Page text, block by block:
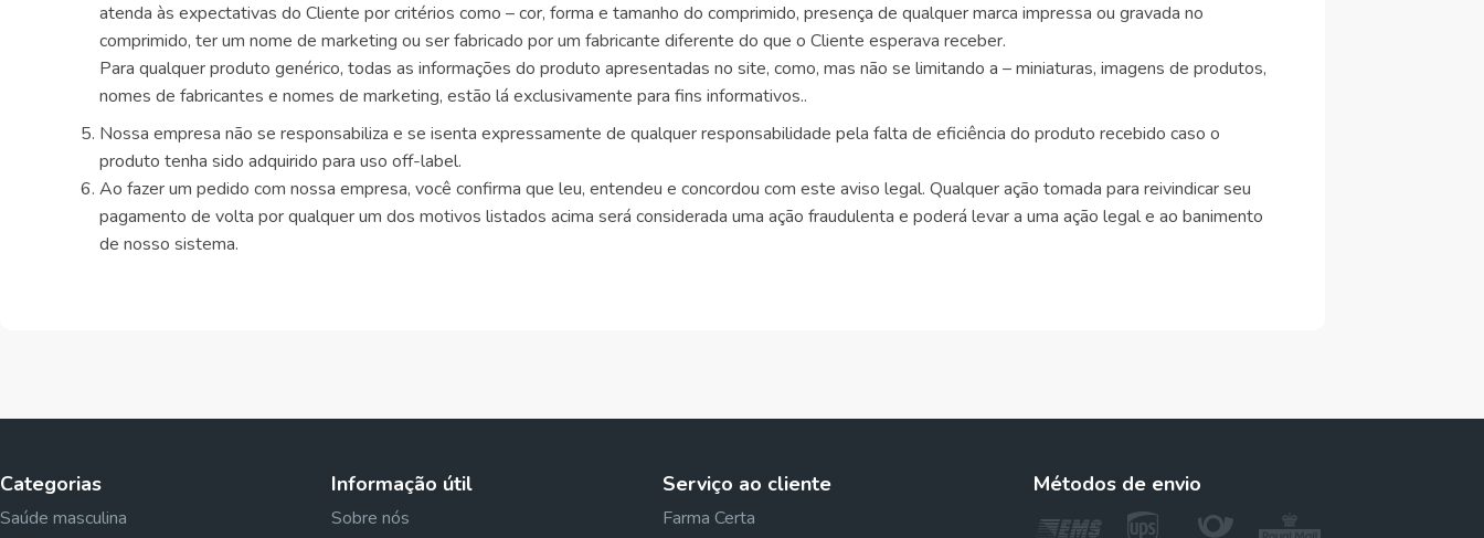
atenda às expectativas do Cliente por critérios como – cor, forma e tamanho do comprimido, presença de qualquer marca impressa ou gravada no
comprimido, ter um nome de marketing ou ser fabricado por um fabricante diferente do que o Cliente esperava receber.
Para qualquer produto genérico, todas as informações do produto apresentadas no site, como, mas não se limitando a – miniaturas, imagens de produtos,
nomes de fabricantes e nomes de marketing, estão lá exclusivamente para fins informativos..
Nossa empresa não se responsabiliza e se isenta expressamente de qualquer responsabilidade pela falta de eficiência do produto recebido caso o
produto tenha sido adquirido para uso off-label.
Ao fazer um pedido com nossa empresa, você confirma que leu, entendeu e concordou com este aviso legal. Qualquer ação tomada para reivindicar seu
pagamento de volta por qualquer um dos motivos listados acima será considerada uma ação fraudulenta e poderá levar a uma ação legal e ao banimento
de nosso sistema.
Categorias
Saúde masculina
Informação útil
Sobre nós
Serviço ao cliente
Farma Certa
Métodos de envio